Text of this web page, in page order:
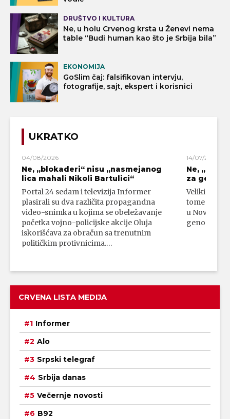
DRUŠTVO I KULTURA
Ne, u holu Crvenog krsta u Ženevi nema
table “Budi human kao što je Srbija bila”
EKONOMIJA
GoSlim čaj: falsifikovan intervju,
fotografije, sajt, ekspert i korisnici
UKRATKO
04/08/2026
Ne, „blokaderi“ nisu „nasmejanog
lica mahali Nikoli Bartulici“
Portal 24 sedam i televizija Informer
plasirali su dva različita propagandna
video-snimka u kojima se obeležavanje
početka vojno-policijske akcije Oluja
iskorišćava za obračun sa trenutnim
političkim protivnicima.…
14/07/2026
Ne,
za
Veliki broj
tome da su
u Novom
genocidni
CRVENA LISTA MEDIJA
Informer
Alo
Srpski telegraf
Srbija danas
Večernje novosti
B92